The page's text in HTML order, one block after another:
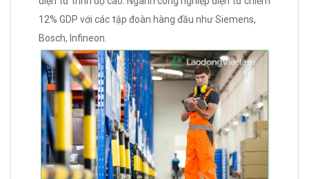
12% GDP với các tập đoàn hàng đầu như Siemens,
Bosch, Infineon.